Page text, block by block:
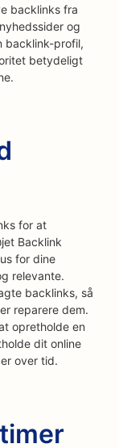
backlinks fra
og
backlink-profil,
betydeligt
for at
Backlink
for dine
relevante.
backlinks, så
reparere dem.
opretholde en
dit online
over tid.